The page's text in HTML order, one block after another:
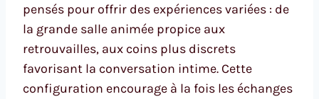
pensés pour offrir des expériences variées : de
la grande salle animée propice aux
retrouvailles, aux coins plus discrets
favorisant la conversation intime. Cette
configuration encourage à la fois les échanges